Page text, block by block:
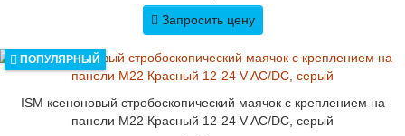
Запросить цену
ПОПУЛЯРНЫЙ
ISM ксеноновый стробоскопический маячок с креплением на
панели M22 Красный 12-24 V AC/DC, серый